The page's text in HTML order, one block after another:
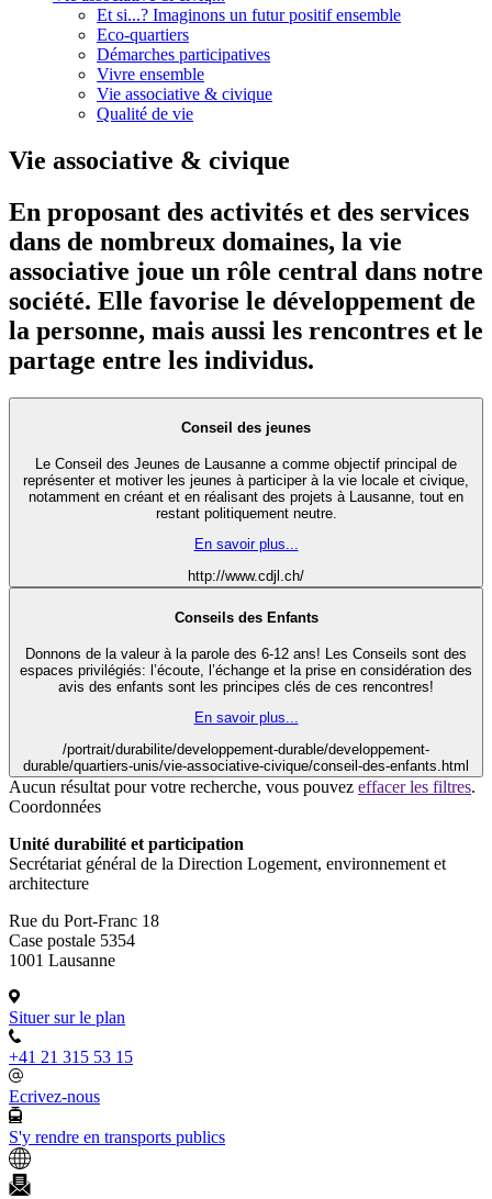
Et si...? Imaginons un futur positif ensemble
Eco-quartiers
Démarches participatives
Vivre ensemble
Vie associative & civique
Qualité de vie
Vie associative & civique
En proposant des activités et des services
dans de nombreux domaines, la vie
associative joue un rôle central dans notre
société. Elle favorise le développement de
la personne, mais aussi les rencontres et le
partage entre les individus.
Conseil des jeunes
Le Conseil des Jeunes de Lausanne a comme objectif principal de
représenter et motiver les jeunes à participer à la vie locale et civique,
notamment en créant et en réalisant des projets à Lausanne, tout en
restant politiquement neutre.
En savoir plus...
http://www.cdjl.ch/
Conseils des Enfants
Donnons de la valeur à la parole des 6-12 ans! Les Conseils sont des
espaces privilégiés: l’écoute, l’échange et la prise en considération des
avis des enfants sont les principes clés de ces rencontres!
En savoir plus...
/portrait/durabilite/developpement-durable/developpement-
durable/quartiers-unis/vie-associative-civique/conseil-des-enfants.html
Aucun résultat pour votre recherche, vous pouvez effacer les filtres.
Coordonnées
Unité durabilité et participation
Secrétariat général de la Direction Logement, environnement et
architecture
Rue du Port-Franc 18
Case postale 5354
1001 Lausanne
Situer sur le plan
+41 21 315 53 15
Ecrivez-nous
S'y rendre en transports publics